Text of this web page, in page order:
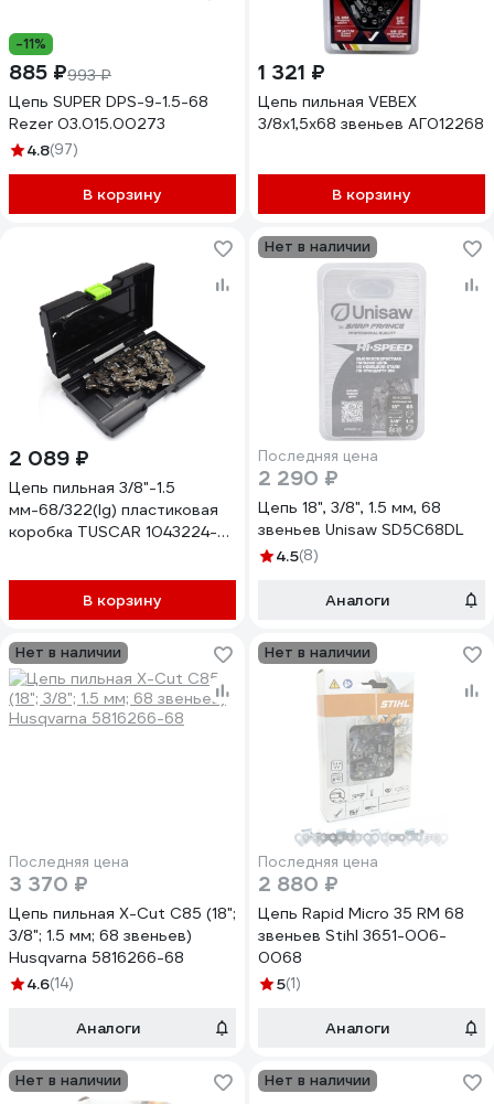
-11%
885 ₽993 ₽
Цепь SUPER DPS-9-1.5-68
Rezer 03.015.00273
4.8(97)
В корзину
1 321 ₽
Цепь пильная VEBEX
3/8x1,5x68 звеньев АГ012268
В корзину
2 089 ₽
Цепь пильная 3/8"-1.5
мм-68/322(lg) пластиковая
коробка TUSCAR 1043224-
В корзину
Нет в наличии
Последняя цена
2 290 ₽
Цепь 18", 3/8", 1.5 мм, 68
звеньев Unisaw SD5C68DL
4.5(8)
Аналоги
Нет в наличии
Последняя цена
3 370 ₽
Цепь пильная X-Cut С85 (18";
3/8"; 1.5 мм; 68 звеньев)
Husqvarna 5816266-68
4.6(14)
Аналоги
Нет в наличии
Последняя цена
2 880 ₽
Цепь Rapid Micro 35 RM 68
звеньев Stihl 3651-006-
0068
5(1)
Аналоги
Нет в наличии Нет в наличии